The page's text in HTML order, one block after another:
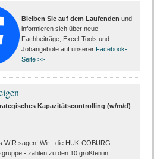
Bleiben Sie auf dem Laufenden und
informieren sich über neue
Fachbeiträge, Excel-Tools und
Jobangebote auf unserer Facebook-
Seite >>
Kapazitätscontrolling (w/m/d)
WIR sagen! Wir - die HUK-COBURG
- zählen zu den 10 größten in